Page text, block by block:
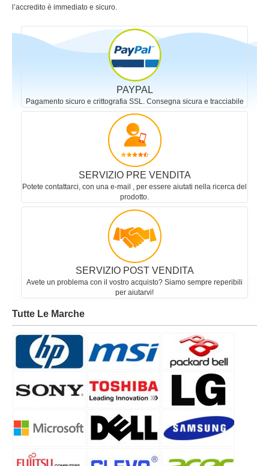
l’accredito è immediato e sicuro.
PAYPAL
Pagamento sicuro e crittografia SSL. Consegna sicura e tracciabile
SERVIZIO PRE VENDITA
Potete contattarci, con una e-mail , per essere aiutati nella ricerca del
prodotto.
SERVIZIO POST VENDITA
Avete un problema con il vostro acquisto? Siamo sempre reperibili
per aiutarvi!
Tutte Le Marche